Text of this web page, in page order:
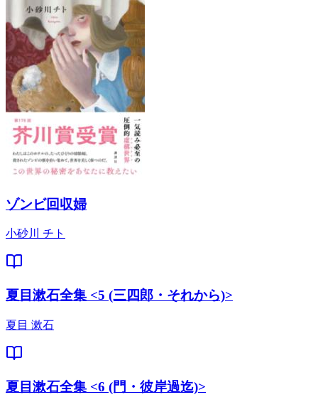
ゾンビ回収婦
小砂川 チト
夏目漱石全集 <5 (三四郎・それから)>
夏目 漱石
夏目漱石全集 <6 (門・彼岸過迄)>